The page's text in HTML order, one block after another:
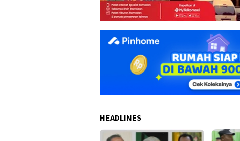
HEADLINES